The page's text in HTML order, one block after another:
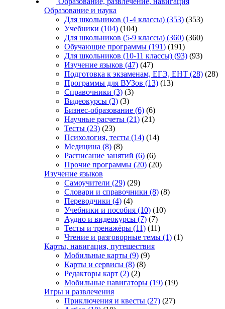
Образование и наука
Для школьников (1-4 классы) (353) (353)
Учебники (104) (104)
Для школьников (5-9 классы) (360) (360)
Обучающие программы (191) (191)
Для школьников (10-11 классы) (93) (93)
Изучение языков (47) (47)
Подготовка к экзаменам, ЕГЭ, ЕНТ (28) (28)
Программы для ВУЗов (13) (13)
Справочники (3) (3)
Видеокурсы (3) (3)
Бизнес-образование (6) (6)
Научные расчеты (21) (21)
Тесты (23) (23)
Психология, тесты (14) (14)
Медицина (8) (8)
Расписание занятий (6) (6)
Прочие программы (20) (20)
Изучение языков
Самоучители (29) (29)
Словари и справочники (8) (8)
Переводчики (4) (4)
Учебники и пособия (10) (10)
Аудио и видеокурсы (7) (7)
Тесты и тренажёры (11) (11)
Чтение и разговорные темы (1) (1)
Карты, навигация, путешествия
Мобильные карты (9) (9)
Карты и сервисы (8) (8)
Редакторы карт (2) (2)
Мобильные навигаторы (19) (19)
Игры и развлечения
Приключения и квесты (27) (27)